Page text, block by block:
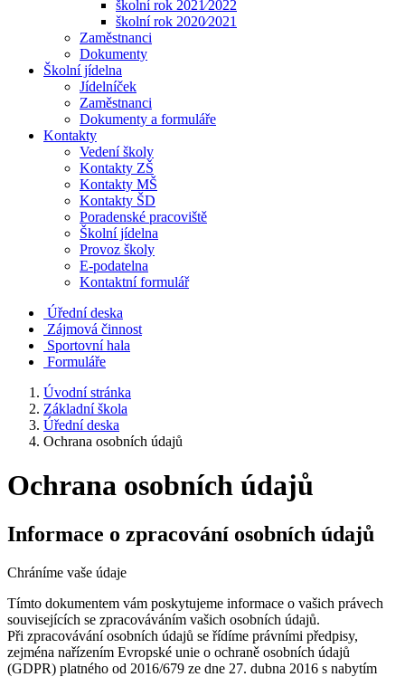
školní rok 2021⁄2022
školní rok 2020⁄2021
Zaměstnanci
Dokumenty
Školní jídelna
Jídelníček
Zaměstnanci
Dokumenty a formuláře
Kontakty
Vedení školy
Kontakty ZŠ
Kontakty MŠ
Kontakty ŠD
Poradenské pracoviště
Školní jídelna
Provoz školy
E-podatelna
Kontaktní formulář
Úřední deska
Zájmová činnost
Sportovní hala
Formuláře
Úvodní stránka
Základní škola
Úřední deska
Ochrana osobních údajů
Ochrana osobních údajů
Informace o zpracování osobních údajů
Chráníme vaše údaje
Tímto dokumentem vám poskytujeme informace o vašich právech
souvisejících se zpracováváním vašich osobních údajů.
Při zpracovávání osobních údajů se řídíme právními předpisy,
zejména nařízením Evropské unie o ochraně osobních údajů
(GDPR) platného od 2016/679 ze dne 27. dubna 2016 s nabytím